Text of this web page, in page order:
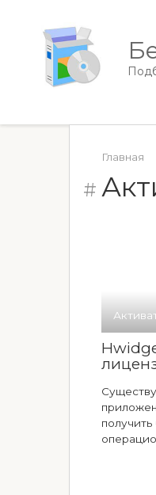
контенту
Главная